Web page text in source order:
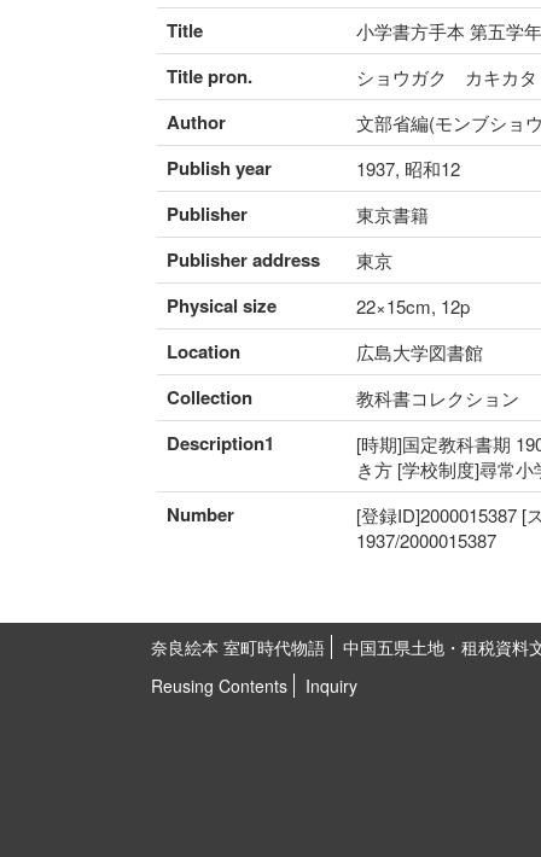
Title 小学書方手本 第五学
Title pron. ショウガク カキカ
Author 文部省編(モンブショ
Publish year 1937, 昭和12
Publisher 東京書籍
Publisher address 東京
Physical size 22×15cm, 12p
Location 広島大学図書館
Collection 教科書コレクション
Description1
[時期]国定教科書期
き方 [学校制度]尋常小
Number
[登録ID]2000015387 [
1937/2000015387
奈良絵本 室町時代物語
中国五県土地・租税資料
Reusing Contents
Inquiry